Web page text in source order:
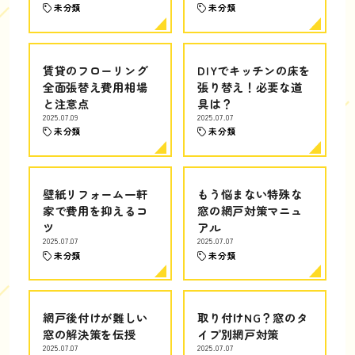
未分類 未分類
賃貸のフローリング
全面張替え費用相場
と注意点
2025.07.09
未分類
DIYでキッチンの床を
張り替え！必要な道
具は？
2025.07.07
未分類
壁紙リフォーム一軒
家で費用を抑えるコ
ツ
2025.07.07
未分類
もう悩まない特殊な
窓の網戸対策マニュ
アル
2025.07.07
未分類
網戸後付けが難しい
窓の解決策を伝授
2025.07.07
取り付けNG？窓のタ
イプ別網戸対策
2025.07.07